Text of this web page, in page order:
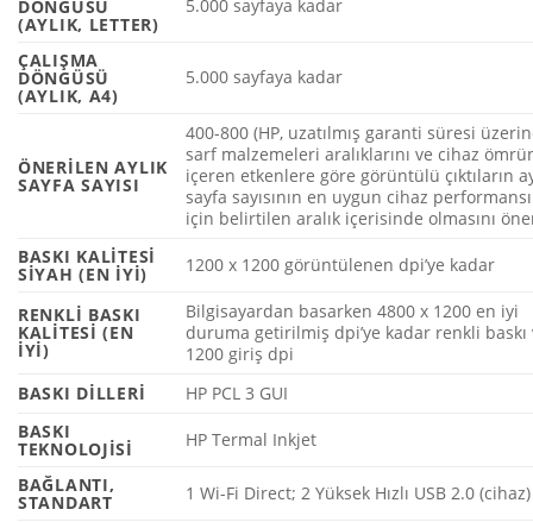
DÖNGÜSÜ
(AYLIK, LETTER)
5.000 sayfaya kadar
ÇALIŞMA
DÖNGÜSÜ
(AYLIK, A4)
5.000 sayfaya kadar
ÖNERILEN AYLIK
SAYFA SAYISI
400-800(HP, uzatılmış garanti süresi
sarf malzemeleri aralıklarını ve cihaz
içeren etkenlere göre görüntülü çıktıların
sayfa sayısının en uygun cihaz performansı
için belirtilen aralık içerisinde olmasını
BASKI KALITESI
SIYAH (EN IYI) 1200 x 1200 görüntülenen dpi’ye kadar
RENKLI BASKI
KALITESI (EN
IYI)
Bilgisayardan basarken 4800 x 1200 en iyi
duruma getirilmiş dpi’ye kadar renkli baskı
1200 giriş dpi
BASKI DILLERI
HP PCL 3 GUI
BASKI
TEKNOLOJISI
HP Termal Inkjet
BAĞLANTI,
STANDART 1 Wi-Fi Direct; 2 Yüksek Hızlı USB 2.0 (cihaz)